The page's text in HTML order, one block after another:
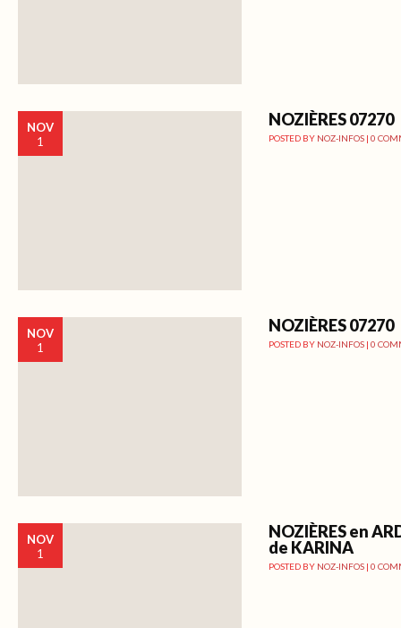
NOV
1
NOZIÈRES 07270
POSTED BY NOZ-INFOS | 0
NOV
1
NOZIÈRES 07270
POSTED BY NOZ-INFOS | 0
NOV
1
NOZIÈRES en
de KARINA
POSTED BY NOZ-INFOS | 0